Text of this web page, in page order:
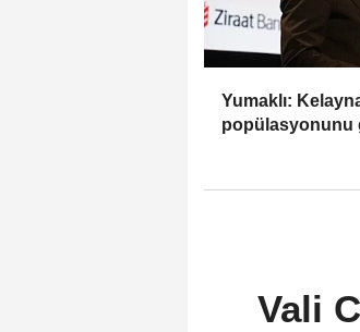
Yumaklı:
popülasyonunu
Vali